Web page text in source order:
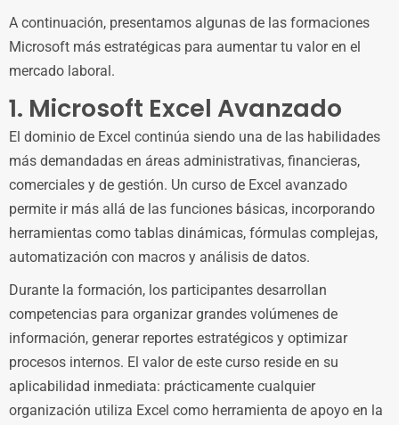
A continuación, presentamos algunas de las formaciones
Microsoft más estratégicas para aumentar tu valor en el
mercado laboral.
1. Microsoft Excel Avanzado
El dominio de Excel continúa siendo una de las habilidades
más demandadas en áreas administrativas, financieras,
comerciales y de gestión. Un curso de Excel avanzado
permite ir más allá de las funciones básicas, incorporando
herramientas como tablas dinámicas, fórmulas complejas,
automatización con macros y análisis de datos.
Durante la formación, los participantes desarrollan
competencias para organizar grandes volúmenes de
información, generar reportes estratégicos y optimizar
procesos internos. El valor de este curso reside en su
aplicabilidad inmediata: prácticamente cualquier
organización utiliza Excel como herramienta de apoyo en la